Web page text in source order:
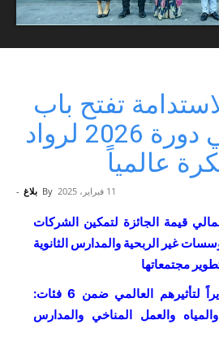
تفتح باب
المشاركة في دورة 2026 لرواد
عالمياً
By بلاغ - 11 فبراير، 2025
قيمة الجائزة لتمكين الشركات
غير الربحية والمدارس الثانوية
مجتمعاتها
سيتم تكريم الفائزين تقديراً لتأثيرهم العالمي ضمن 6 فئات:
والعمل المناخي والمدارس